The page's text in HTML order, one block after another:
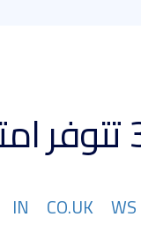
WS
CO.UK
IN